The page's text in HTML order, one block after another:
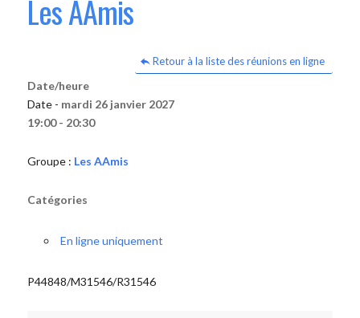
Les AAmis
Retour à la liste des réunions en ligne
Date/heure
Date - mardi 26 janvier 2027
19:00 - 20:30
Groupe : Les AAmis
Catégories
En ligne uniquement
P44848/M31546/R31546